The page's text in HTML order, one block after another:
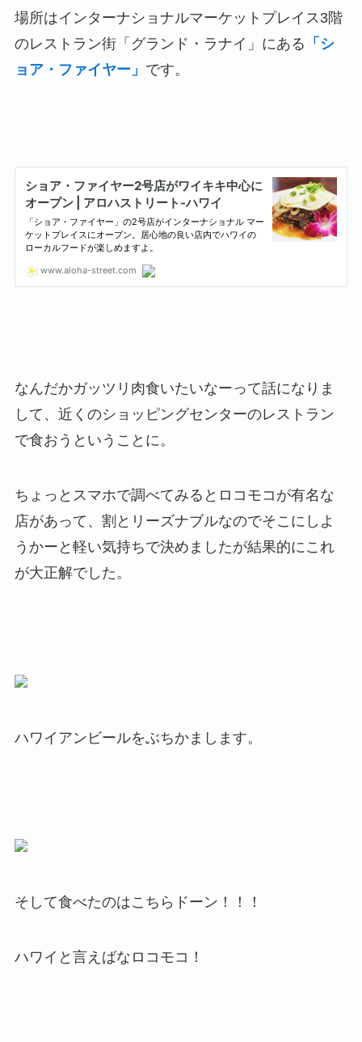
場所はインターナショナルマーケットプレイス3階
のレストラン街「グランド・ラナイ」にある 「シ
ョア・ファイヤー」 です。
なんだかガッツリ肉食いたいなーって話になりま
して、近くのショッピングセンターのレストラン
で食おうということに。
ちょっとスマホで調べてみるとロコモコが有名な
店があって、割とリーズナブルなのでそこにしよ
うかーと軽い気持ちで決めましたが結果的にこれ
が大正解でした。
ハワイアンビールをぶちかまします。
そして食べたのはこちらドーン！！！
ハワイと言えばなロコモコ！